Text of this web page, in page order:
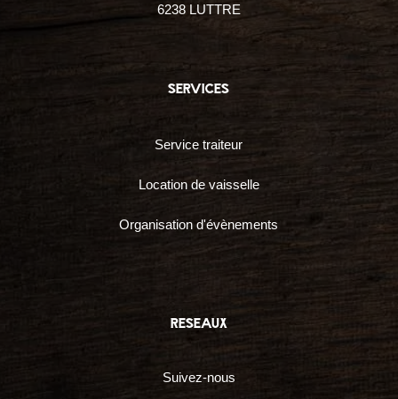
6238 LUTTRE
services
Service traiteur
Location de vaisselle
Organisation d'évènements
reseaux
Suivez-nous